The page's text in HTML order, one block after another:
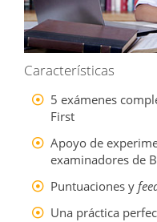
Características
5 exámenes
First
Apoyo de
examinadores de
Puntuaciones y
Una práctica